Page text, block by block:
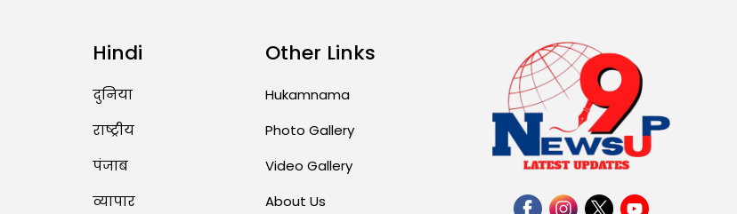
Hindi
दुनिया
राष्ट्रीय
पंजाब
व्यापार
Other Links
Hukamnama
Photo Gallery
Video Gallery
About Us